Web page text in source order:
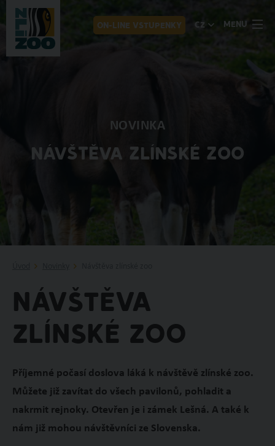
ON-LINE VSTUPENKY CZ MENU
NOVINKA
NÁVŠTĚVA ZLÍNSKÉ ZOO
Návštěva
zlínské zoo
Příjemné počasí doslova láká k návštěvě zlínské zoo.
Můžete již zavítat do všech pavilonů, pohladit a
nakrmit rejnoky. Otevřen je i zámek Lešná. A také k
nám již mohou návštěvníci ze Slovenska.